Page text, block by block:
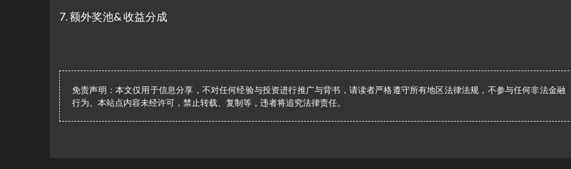
7. 额外奖池& 收益分成
免责声明：本文仅用于信息分享，不对任何经验与投资进行推广与背书，请读者严格遵守所有地区法律法规，不参与任何非法金融
行为。本站点内容未经许可，禁止转载、复制等，违者将追究法律责任。